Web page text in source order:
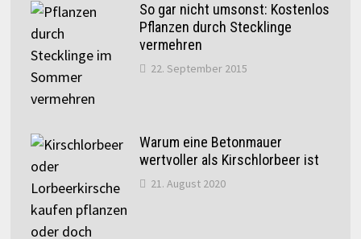
So gar nicht umsonst: Kostenlos
Pflanzen durch Stecklinge
vermehren
22. September 2015
Warum eine Betonmauer
wertvoller als Kirschlorbeer ist
21. August 2020